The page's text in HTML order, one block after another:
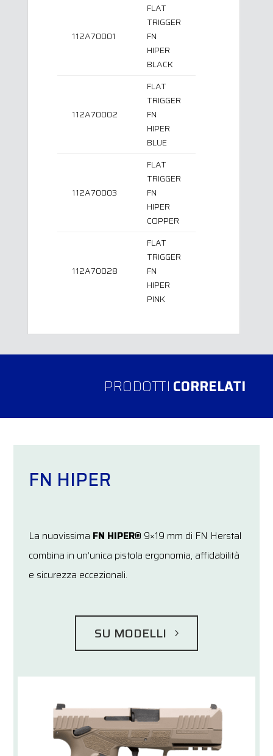
112A70001
FLAT
TRIGGER
FN
HIPER
BLACK
112A70002
FLAT
TRIGGER
FN
HIPER
BLUE
112A70003
FLAT
TRIGGER
FN
HIPER
COPPER
112A70028
FLAT
TRIGGER
FN
HIPER
PINK
PRODOTTI CORRELATI
FN HIPER
La nuovissima FN HIPER® 9×19 mm di FN Herstal
combina in un’unica pistola ergonomia, affidabilità
e sicurezza eccezionali.
SU MODELLI